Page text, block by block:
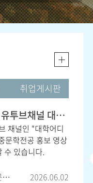
한국대학교육협의회 공식 유투브채널 대학어디가TV 명지대 중어중문학전공 홍보 영상
채널인 "대학어디
문학전공 홍보 영상
수 있습니다.
“중어중문학전공 2026 인문대학 학술제 우수상 수상”
2026.06.02
취업게시판